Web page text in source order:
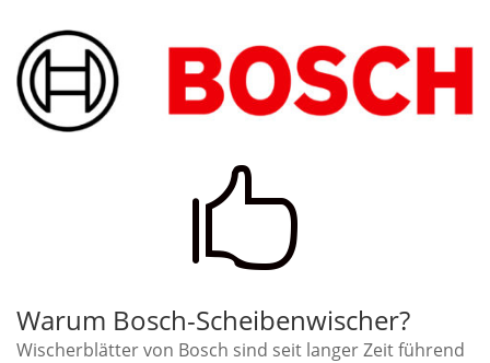

Warum Bosch-Scheibenwischer?
Wischerblätter von Bosch sind seit langer Zeit führend